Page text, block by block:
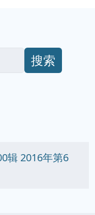
搜索
辑 2016年第6